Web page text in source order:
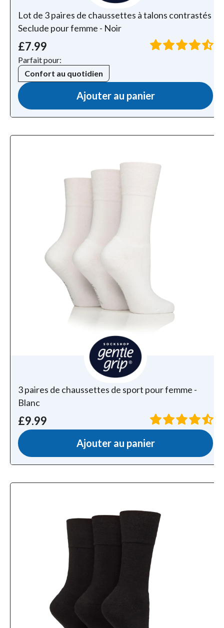
Lot de 3 paires de chaussettes à talons contrastés
Seclude pour femme - Noir
£7.99
Parfait pour:
Confort au quotidien
Ajouter au panier
3 paires de chaussettes de sport pour femme -
Blanc
£9.99
Ajouter au panier